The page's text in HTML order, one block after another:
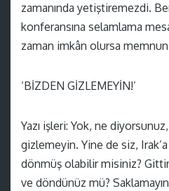
zamanında yetiştiremezdi.
konferansına selamlama
zaman imkân olursa
‘BİZDEN GİZLEMEYİN!’
Yazı işleri: Yok, ne
gizlemeyin. Yine de siz,
dönmüş olabilir misiniz?
ve döndünüz mü?